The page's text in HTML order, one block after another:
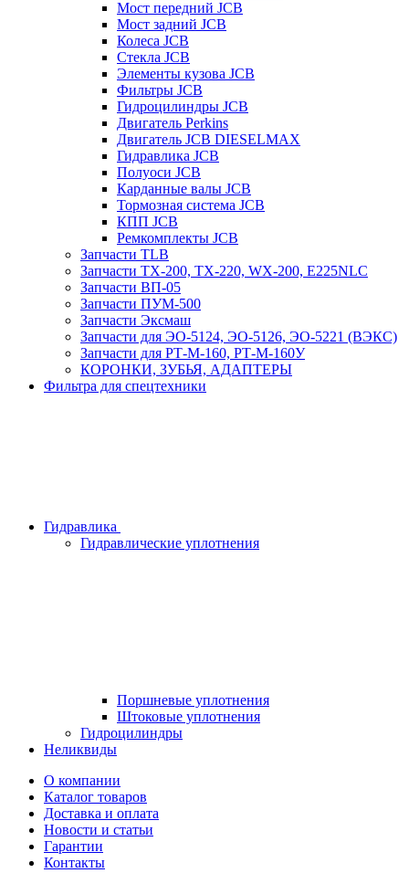
Мост передний JCB
Мост задний JCB
Колеса JCB
Стекла JCB
Элементы кузова JCB
Фильтры JCB
Гидроцилиндры JCB
Двигатель Perkins
Двигатель JCB DIESELMAX
Гидравлика JCB
Полуоси JCB
Карданные валы JCB
Тормозная система JCB
КПП JCB
Ремкомплекты JCB
Запчасти TLB
Запчасти TX-200, TX-220, WX-200, E225NLC
Запчасти ВП-05
Запчасти ПУМ-500
Запчасти Эксмаш
Запчасти для ЭО-5124, ЭО-5126, ЭО-5221 (ВЭКС)
Запчасти для РТ-М-160, РТ-М-160У
КОРОНКИ, ЗУБЬЯ, АДАПТЕРЫ
Фильтра для спецтехники
Гидравлика
Гидравлические уплотнения
Поршневые уплотнения
Штоковые уплотнения
Гидроцилиндры
Неликвиды
О компании
Каталог товаров
Доставка и оплата
Новости и статьи
Гарантии
Контакты